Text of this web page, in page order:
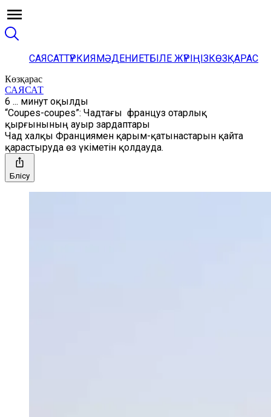
САЯСАТТҮРКИЯМӘДЕНИЕТБІЛЕ ЖҮРІҢІЗКӨЗҚАРАС
Көзқарас
САЯСАТ
6 ... минут оқылды
“Coupes-coupes”: Чадтағы француз отарлық
қырғынының ауыр зардаптары
Чад халқы Франциямен қарым-қатынастарын қайта
қарастыруда өз үкіметін қолдауда.
Бөлісу